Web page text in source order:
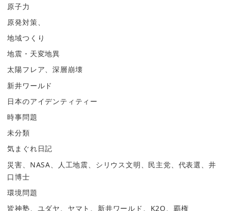
原子力
原発対策、
地域つくり
地震・天変地異
太陽フレア、深層崩壊
新井ワールド
日本のアイデンティティー
時事問題
未分類
気まぐれ日記
災害、NASA、人工地震、シリウス文明、民主党、代表選、井
口博士
環境問題
皆神塾、ユダヤ、ヤマト、新井ワールド、K2O、覇権